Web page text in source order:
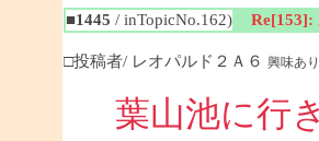
■1445 / inTopicNo.162) Re[153]:
□投稿者/ レオパルド２Ａ６ 興味あ
葉山池に行